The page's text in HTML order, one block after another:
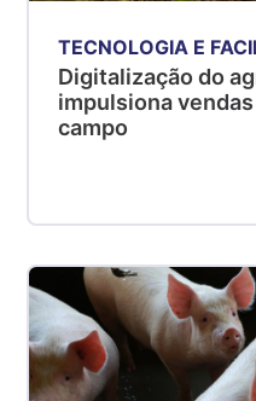
TECNOLOGIA E
Digitalização do
impulsiona
campo